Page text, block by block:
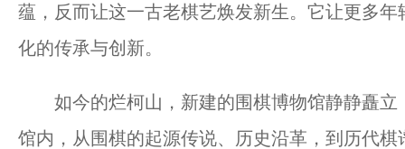
蕴，反而让这一古老棋艺焕发新生。它让更多
化的传承与创新。
如今的烂柯山，新建的围棋博物馆静静矗立
馆内，从围棋的起源传说、历史沿革，到历代